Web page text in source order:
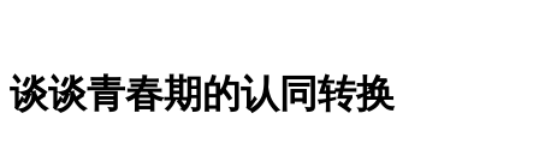
谈谈青春期的认同转换